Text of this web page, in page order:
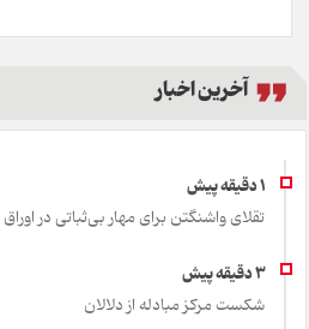
آخرین اخبار
تقلای واشنگتن برای مهار بی‌ثباتی در
شکست مرکز مبادله از دلالان